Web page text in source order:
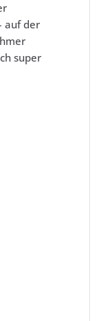
auf der
super